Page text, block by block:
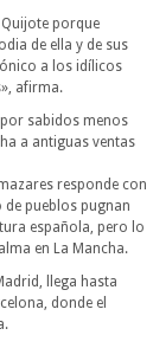
Quijote porque
de ella y de sus
a los idílicos
afirma.
sabidos menos
a antiguas ventas
responde con
de pueblos pugnan
española, pero lo
en La Mancha.
llega hasta
donde el